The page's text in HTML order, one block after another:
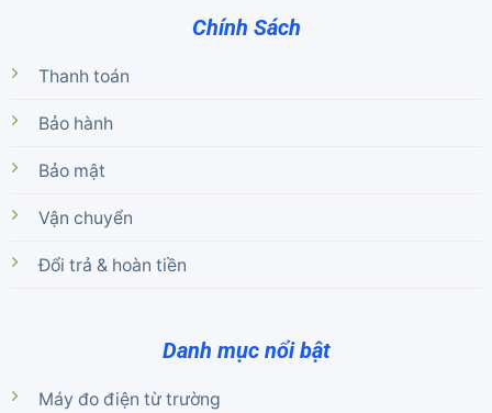
Chính Sách
Thanh toán
Bảo hành
Bảo mật
Vận chuyển
Đổi trả & hoàn tiền
Danh mục nổi bật
Máy đo điện từ trường